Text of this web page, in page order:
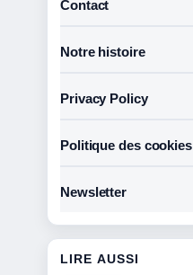
Contact
Notre histoire
Privacy Policy
Politique des cookies
Newsletter
LIRE AUSSI